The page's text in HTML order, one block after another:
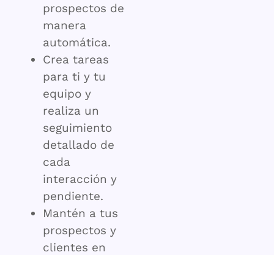
prospectos de
manera
automática.
Crea tareas
para ti y tu
equipo y
realiza un
seguimiento
detallado de
cada
interacción y
pendiente.
Mantén a tus
prospectos y
clientes en